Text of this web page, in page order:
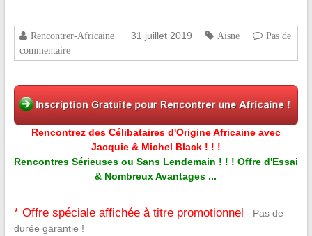
Rencontrer-Africaine 31 juillet 2019 Aisne
Pas de
commentaire
Rencontrez des Célibataires d'Origine Africaine avec
Jacquie & Michel Black ! ! !
Rencontres Sérieuses ou Sans Lendemain ! ! ! Offre d'Essai
& Nombreux Avantages ...
* Offre spéciale affichée à titre promotionnel - Pas de
durée garantie !